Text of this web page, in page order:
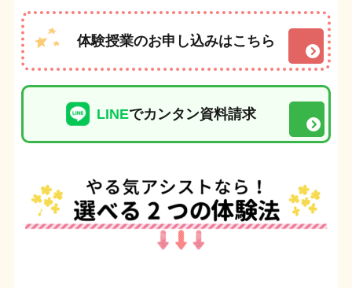
体験授業のお申し込みはこちら
LINEでカンタン資料請求